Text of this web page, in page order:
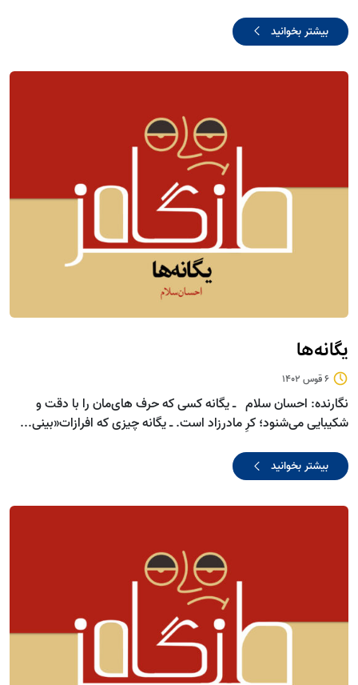
بیشتر بخوانید
یگانه‌ها
6 قوس 1402
نگارنده: احسان سلام ـ یگانه کسی ‌که حرف های‌مان را با دقت و
شکیبایی می‌شنود؛ کرِ مادرزاد است. ـ یگانه چیزی که افرازات«بینی...
بیشتر بخوانید